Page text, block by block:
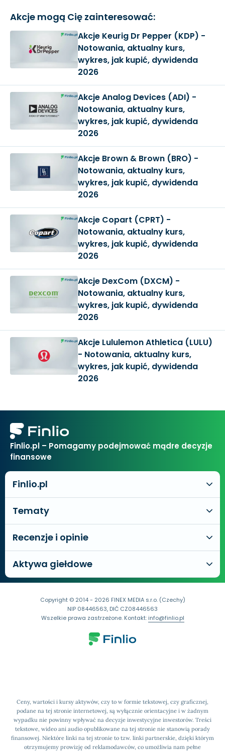
Akcje mogą Cię zainteresować:
Akcje Keurig Dr Pepper (KDP) -
Notowania, aktualny kurs,
wykres, jak kupić, dywidenda
2026
Akcje Analog Devices (ADI) -
Notowania, aktualny kurs,
wykres, jak kupić, dywidenda
2026
Akcje Brown & Brown (BRO) -
Notowania, aktualny kurs,
wykres, jak kupić, dywidenda
2026
Akcje Copart (CPRT) -
Notowania, aktualny kurs,
wykres, jak kupić, dywidenda
2026
Akcje DexCom (DXCM) -
Notowania, aktualny kurs,
wykres, jak kupić, dywidenda
2026
Akcje Lululemon Athletica (LULU)
- Notowania, aktualny kurs,
wykres, jak kupić, dywidenda
2026
Finlio.pl – Pomagamy podejmować mądre decyzje
finansowe
Finlio.pl
Tematy
Recenzje i opinie
Aktywa giełdowe
Ceny, wartości i kursy aktywów, czy to w formie tekstowej, czy graficznej,
podane na tej stronie internetowej, są wyłącznie orientacyjne i w żadnym
wypadku nie powinny wpływać na decyzje inwestycyjne inwestorów. Treści
tekstowe, wideo ani audio opublikowane na tej stronie nie stanowią porady
finansowej. Niektóre linki na tej stronie to tzw. linki partnerskie, dzięki którym
otrzymujemy prowizję od reklamodawców, co umożliwia nam pełne
Copyright © 2014 - 2026 FINEX MEDIA s.r.o. (Czechy)
NIP 08446563, DIČ CZ08446563
Wszelkie prawa zastrzeżone. Kontakt:info@finlio.pl